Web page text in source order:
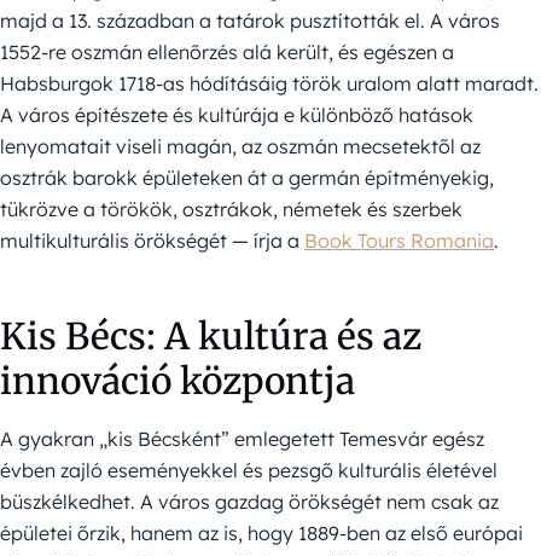
majd a 13. században a tatárok pusztították el. A város
1552-re oszmán ellenőrzés alá került, és egészen a
Habsburgok 1718-as hódításáig török uralom alatt maradt.
A város építészete és kultúrája e különböző hatások
lenyomatait viseli magán, az oszmán mecsetektől az
osztrák barokk épületeken át a germán építményekig,
tükrözve a törökök, osztrákok, németek és szerbek
multikulturális örökségét — írja a Book Tours Romania.
Kis Bécs: A kultúra és az
innováció központja
A gyakran „kis Bécsként” emlegetett Temesvár egész
évben zajló eseményekkel és pezsgő kulturális életével
büszkélkedhet. A város gazdag örökségét nem csak az
épületei őrzik, hanem az is, hogy 1889-ben az első európai